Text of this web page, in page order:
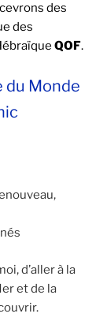
des
des
QOF.
du Monde
d’aller à la
et de la